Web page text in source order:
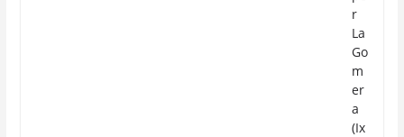
r
La
Go
m
er
a
(Ix